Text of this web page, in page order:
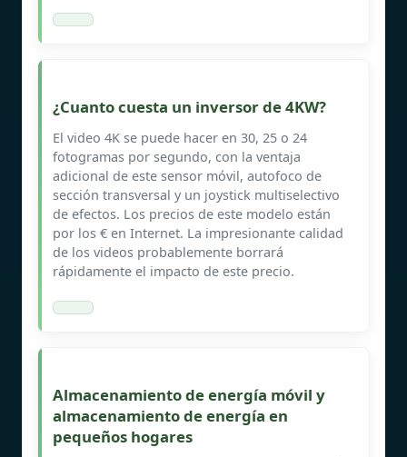
¿Cuanto cuesta un inversor de 4KW?
El video 4K se puede hacer en 30, 25 o 24
fotogramas por segundo, con la ventaja
adicional de este sensor móvil, autofoco de
sección transversal y un joystick multiselectivo
de efectos. Los precios de este modelo están
por los € en Internet. La impresionante calidad
de los videos probablemente borrará
rápidamente el impacto de este precio.
Almacenamiento de energía móvil y
almacenamiento de energía en
pequeños hogares